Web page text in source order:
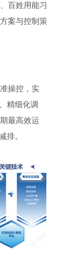
百姓用能习
案与控制策
操控，实
精细化调
最高效运
排。